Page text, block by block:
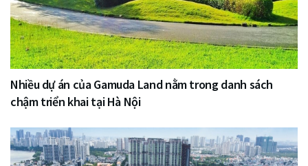
Nhiều dự án của Gamuda Land nằm trong danh sách
chậm triển khai tại Hà Nội